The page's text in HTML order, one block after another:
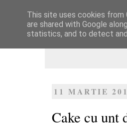
Dulcegarii
11 MARTIE
Cake cu unt
This site uses cookies from
are shared with Google
statistics, and to detect